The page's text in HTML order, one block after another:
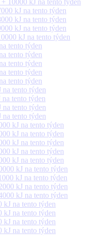
10000 kJ na tento týden
kJ na tento týden
kJ na tento týden
kJ na tento týden
kJ na tento týden
tento týden
tento týden
tento týden
tento týden
tento týden
tento týden
tento týden
tento týden
tento týden
kJ na tento týden
kJ na tento týden
kJ na tento týden
kJ na tento týden
kJ na tento týden
kJ na tento týden
kJ na tento týden
kJ na tento týden
kJ na tento týden
na tento týden
na tento týden
na tento týden
na tento týden